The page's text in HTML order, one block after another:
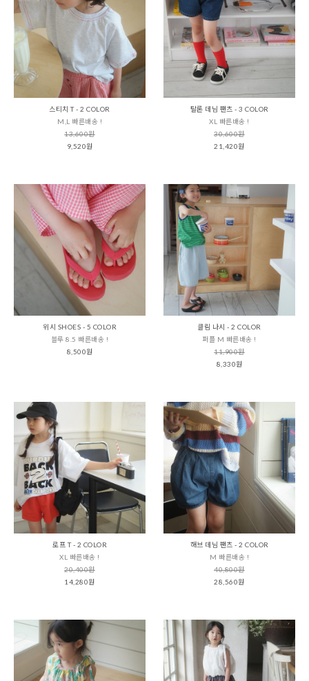
스티치 T - 2 COLOR
M,L 빠른배송 !
13,600원
9,520원
탈론 데님 팬츠 - 3 COLOR
XL 빠른배송 !
30,600원
21,420원
위시 SHOES - 5 COLOR
블루 8.5 빠른배송 !
8,500원
클림 나시 - 2 COLOR
퍼플 M 빠른배송 !
11,900원
8,330원
로프 T - 2 COLOR
XL 빠른배송 !
20,400원
14,280원
해브 데님 팬츠 - 2 COLOR
M 빠른배송 !
40,800원
28,560원